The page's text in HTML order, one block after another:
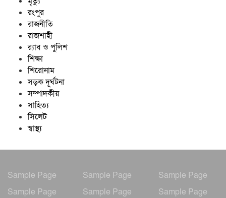
রংপুর
রাজনীতি
রাজশাহী
র‍্যাব ও পুলিশ
শিক্ষা
শিরোনাম
সড়ক দূর্ঘটনা
সম্পাদকীয়
সাহিত্য
সিলেট
স্বাস্থ্য
Sample Page Sample Page
Sample Page
Sample Page
Sample Page Sample Page